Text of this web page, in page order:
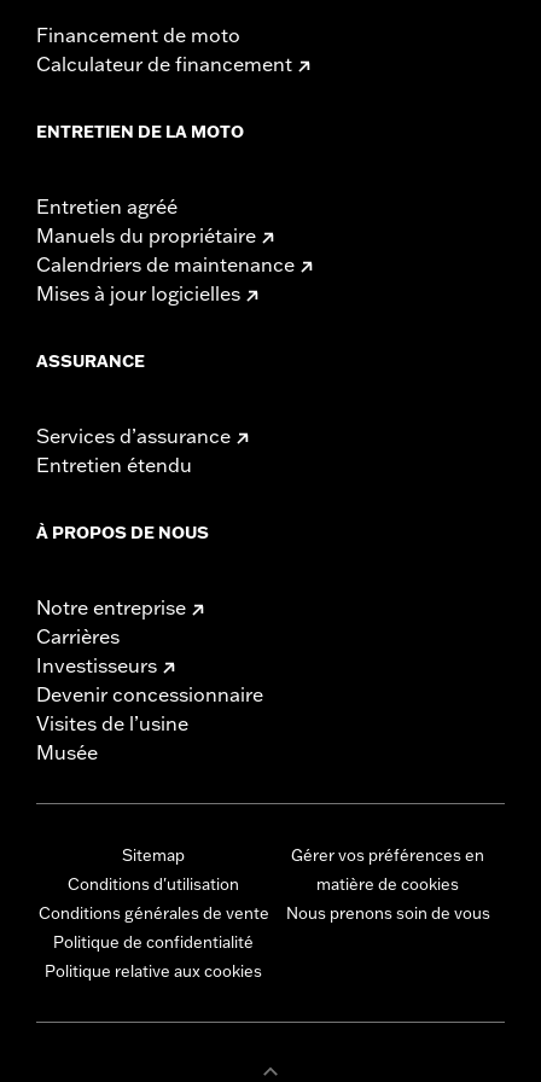
Financement de moto
Calculateur de financement
ENTRETIEN DE LA MOTO
Entretien agréé
Manuels du propriétaire
Calendriers de maintenance
Mises à jour logicielles
ASSURANCE
Services d’assurance
Entretien étendu
À PROPOS DE NOUS
Notre entreprise
Carrières
Investisseurs
Devenir concessionnaire
Visites de l’usine
Musée
Sitemap
Conditions d'utilisation
Conditions générales de vente
Politique de confidentialité
Politique relative aux cookies
Gérer vos préférences en
matière de cookies
Nous prenons soin de vous